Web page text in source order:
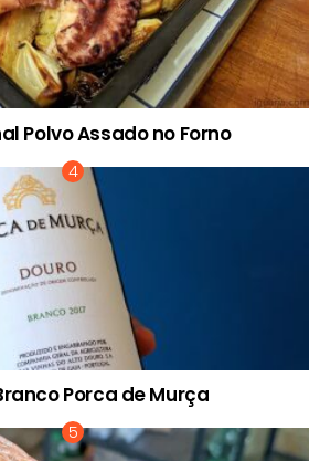
Polvo Assado no Forno
Porca de Murça